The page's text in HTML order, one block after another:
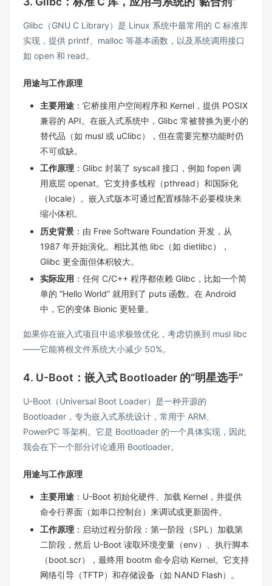
Glibc（GNU C Library）是 Linux 系统中最常用的 C 标准库
实现，提供 printf、malloc 等基本函数，以及系统调用接口
如 open 和 read。
用途与工作原理
主要用途 ：它桥接用户空间程序和 Kernel，提供 POSIX
兼容的 API。在嵌入式系统中，Glibc 常被替换为更小的
替代品（如 musl 或 uClibc），但在需要完整功能时仍
不可或缺。
工作原理 ：Glibc 封装了 syscall 接口，例如 fopen 调
用底层 openat。它支持多线程（pthread）和国际化
（locale）。嵌入式版本可通过配置移除不必要模块来
缩小体积。
历史背景 ：由 Free Software Foundation 开发，从
1987 年开始演化。相比其他 libc（如 dietlibc），
Glibc 更全面但体积较大。
实际应用 ：任何 C/C++ 程序都依赖 Glibc，比如一个简
单的 “Hello World” 就用到了 puts 函数。在 Android
中，它的变体 Bionic 更轻量。
如果你在嵌入式项目中追求极致优化，考虑切换到 musl libc
——它能将根文件系统大小减少 50%。
4. U-Boot：嵌入式 Bootloader 的“明星选手”
U-Boot（Universal Boot Loader）是一种开源的
Bootloader，专为嵌入式系统设计，常用于 ARM、
PowerPC 等架构。它是 Bootloader 的一个具体实现，因此
我会在下一个部分讨论通用 Bootloader。
用途与工作原理
主要用途 ：U-Boot 初始化硬件、加载 Kernel，并提供
命令行界面（如串口控制台）来调试或更新固件。
工作原理 ：启动过程分阶段：第一阶段（SPL）加载第
二阶段，然后 U-Boot 读取环境变量（env）、执行脚本
（boot.scr），最终用 bootm 命令启动 Kernel。它支持
网络引导（TFTP）和存储设备（如 NAND Flash）。